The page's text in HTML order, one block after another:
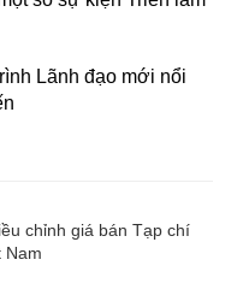
Lãnh đạo mới nổi
chỉnh giá bán Tạp chí
Nam